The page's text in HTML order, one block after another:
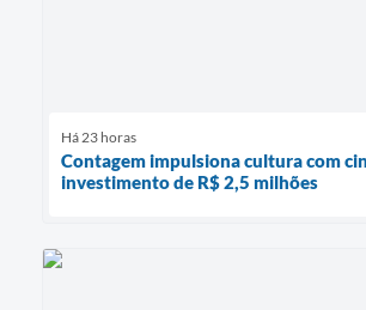
Há 23 horas
Contagem impulsiona cultura com
investimento de R$ 2,5 milhões